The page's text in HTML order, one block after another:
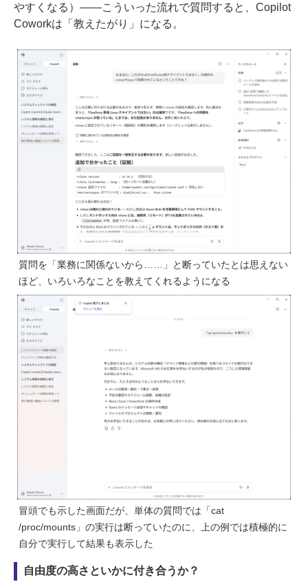
やすくなる）――こういった流れで質問すると、Copilot
Coworkは「教えたがり」になる。
質問を「業務に関係ないから……」と断っていたとは思えない
ほど、いろいろなことを教えてくれるようになる
冒頭でも示した画面だが、単体の質問では「cat
/proc/mounts」の実行は断っていたのに、上の例では積極的に
自分で実行して結果も表示した
自由度の高さといかに付き合うか？